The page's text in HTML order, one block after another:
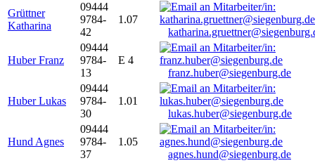
Grüttner
Katharina
09444
9784-
42
1.07
Huber Franz
09444
9784-
13
E 4
franz.huber@siegenburg.de
Huber Lukas
09444
9784-
30
1.01
lukas.huber@siegenburg.de
Hund Agnes
09444
9784-
37
1.05
agnes.hund@siegenburg.de